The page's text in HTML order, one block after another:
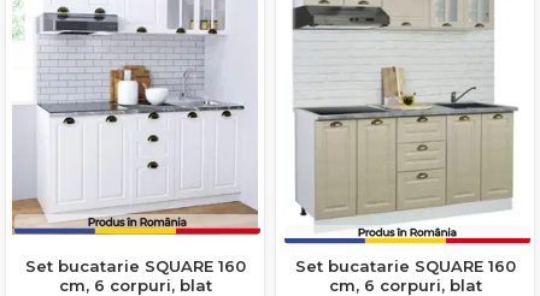
Set bucatarie SQUARE 160
cm, 6 corpuri, blat
Set bucatarie SQUARE 160
cm, 6 corpuri, blat